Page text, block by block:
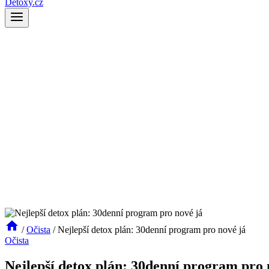
Detoxy.cz
/ Očista / Nejlepší detox plán: 30denní program pro nové já
Očista